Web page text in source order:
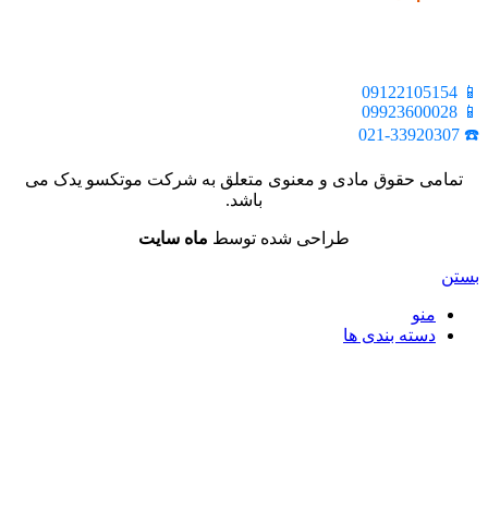
📱 09122105154
📱 09923600028
☎️ 021-33920307
تمامی حقوق مادی و معنوی متعلق به شرکت موتکسو یدک می
باشد.
طراحی شده توسط ماه سایت
بستن
منو
دسته بندی ها